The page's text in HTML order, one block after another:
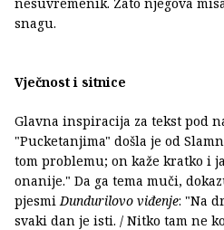
snagu.
Vječnost i sitnice
Glavna inspiracija za tekst pod
"Pucketanjima" došla je od
tom problemu; on kaže kratko i
onanije." Da ga tema muči,
pjesmi Dundurilovo viđenje: "Na
svaki dan je isti. / Nitko tam ne